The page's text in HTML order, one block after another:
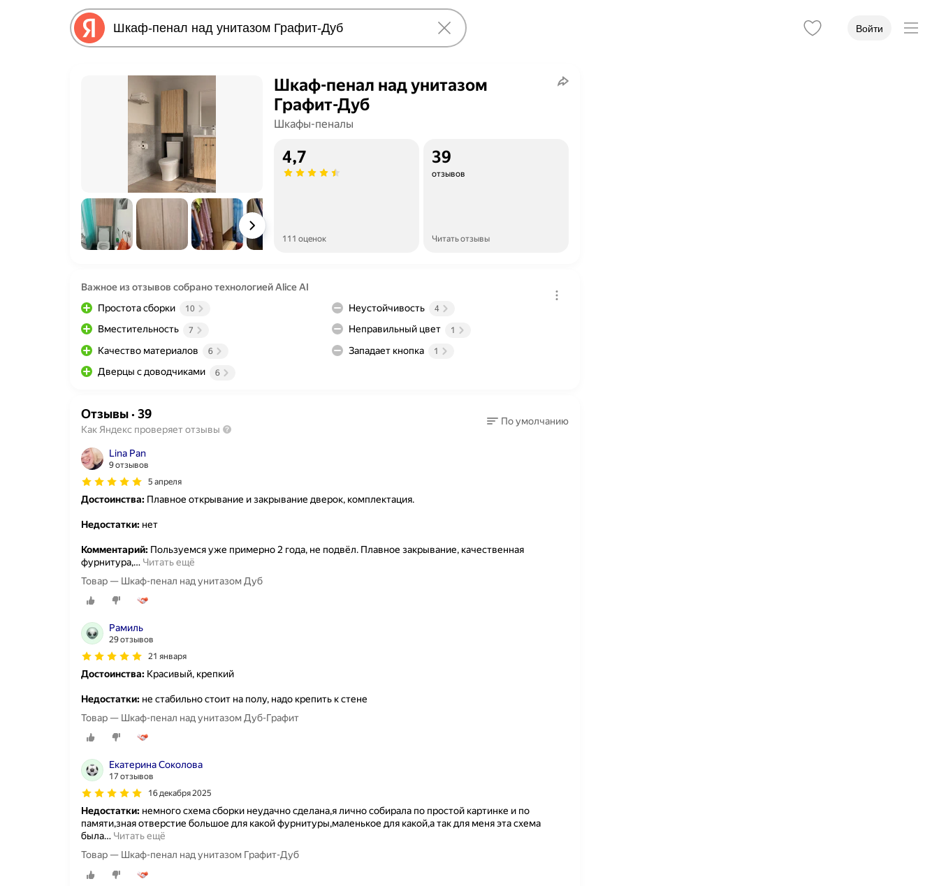
Войти
Шкаф-пенал над унитазом
Графит-Дуб
Шкафы-пеналы
4,7
111 оценок
39
отзывов
Читать отзывы
Важное из отзывов собрано технологией Alice AI
Простота сборки
10
Вместительность 7
Качество материалов 6
Дверцы с доводчиками 6
Неустойчивость 4
Неправильный цвет 1
Западает кнопка 1
Отзывы· 39
Как Яндекс проверяет отзывы
По умолчанию
Lina Pan
9 отзывов
5 апреля
Достоинства: Плавное открывание и закрывание дверок, комплектация.
Недостатки: нет
Комментарий: Пользуемся уже примерно 2 года, не подвёл. Плавное закрывание, качественная
фурнитура,… Читать ещё
Товар — Шкаф-пенал над унитазом Дуб
Рамиль
29 отзывов
21 января
Достоинства: Красивый, крепкий
Недостатки: не стабильно стоит на полу, надо крепить к стене
Товар — Шкаф-пенал над унитазом Дуб-Графит
Екатерина Соколова
17 отзывов
16 декабря 2025
Недостатки: немного схема сборки неудачно сделана,я лично собирала по простой картинке и по
памяти,зная отверстие большое для какой фурнитуры,маленькое для какой,а так для меня эта схема
была… Читать ещё
Товар — Шкаф-пенал над унитазом Графит-Дуб